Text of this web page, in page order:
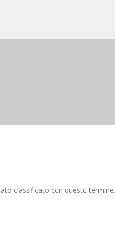
classificato con questo termine.